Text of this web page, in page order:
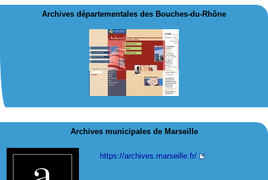
Archives départementales des Bouches-du-Rhône
Archives municipales de Marseille
https://archives.marseille.fr/